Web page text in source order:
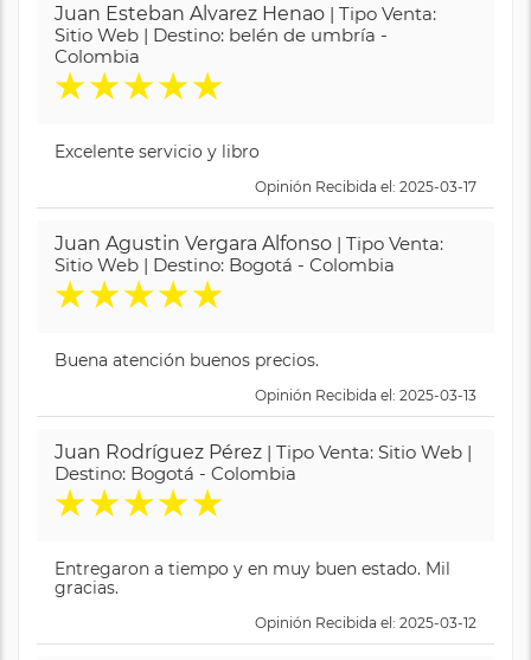
Juan Esteban Alvarez Henao | Tipo Venta:
Sitio Web | Destino: belén de umbría -
Colombia
★★★★★
Excelente servicio y libro
Opinión Recibida el: 2025-03-17
Juan Agustin Vergara Alfonso | Tipo Venta:
Sitio Web | Destino: Bogotá - Colombia
★★★★★
Buena atención buenos precios.
Opinión Recibida el: 2025-03-13
Juan Rodríguez Pérez | Tipo Venta: Sitio Web |
Destino: Bogotá - Colombia
★★★★★
Entregaron a tiempo y en muy buen estado. Mil
gracias.
Opinión Recibida el: 2025-03-12